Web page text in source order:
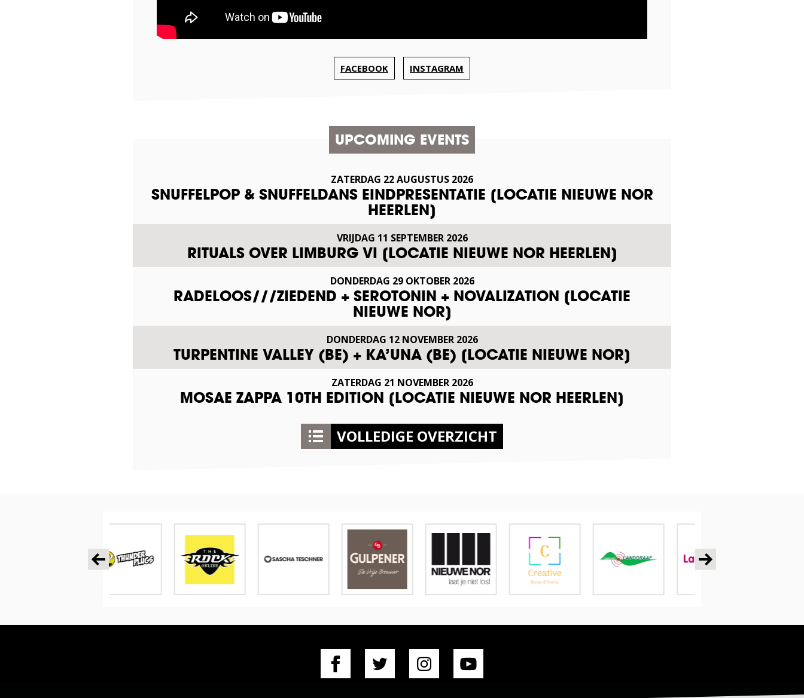
FACEBOOK INSTAGRAM
UPCOMING EVENTS
ZATERDAG 22AUGUSTUS 2026
SNUFFELPOP & SNUFFELDANS EINDPRESENTATIE [LOCATIE NIEUWE NOR
HEERLEN]
VRIJDAG 11 SEPTEMBER 2026
RITUALS OVER LIMBURG VI [LOCATIE NIEUWE NOR HEERLEN]
DONDERDAG 29 OKTOBER 2026
RADELOOS///ZIEDEND + SEROTONIN + NOVALIZATION [LOCATIE
NIEUWE NOR]
DONDERDAG 12 NOVEMBER 2026
TURPENTINE VALLEY (BE) + KA’UNA (BE) [LOCATIE NIEUWE NOR]
ZATERDAG 21 NOVEMBER 2026
MOSAE ZAPPA 10TH EDITION [LOCATIE NIEUWE NOR HEERLEN]
VOLLEDIGE OVERZICHT